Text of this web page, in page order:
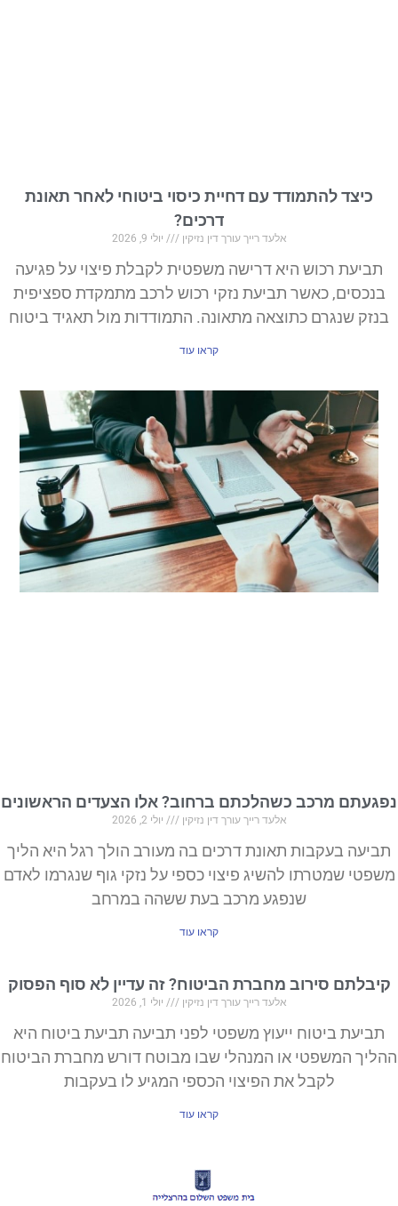
כיצד להתמודד עם דחיית כיסוי ביטוחי לאחר תאונת
דרכים?
אלעד רייך עורך דין נזיקין יולי 9, 2026
תביעת רכוש היא דרישה משפטית לקבלת פיצוי על פגיעה
בנכסים, כאשר תביעת נזקי רכוש לרכב מתמקדת ספציפית
בנזק שנגרם כתוצאה מתאונה. התמודדות מול תאגיד ביטוח
קראו עוד
נפגעתם מרכב כשהלכתם ברחוב? אלו הצעדים הראשונים
אלעד רייך עורך דין נזיקין יולי 2, 2026
תביעה בעקבות תאונת דרכים בה מעורב הולך רגל היא הליך
משפטי שמטרתו להשיג פיצוי כספי על נזקי גוף שנגרמו לאדם
שנפגע מרכב בעת ששהה במרחב
קראו עוד
קיבלתם סירוב מחברת הביטוח? זה עדיין לא סוף הפסוק
אלעד רייך עורך דין נזיקין יולי 1, 2026
תביעת ביטוח ייעוץ משפטי לפני תביעה תביעת ביטוח היא
ההליך המשפטי או המנהלי שבו מבוטח דורש מחברת הביטוח
לקבל את הפיצוי הכספי המגיע לו בעקבות
קראו עוד